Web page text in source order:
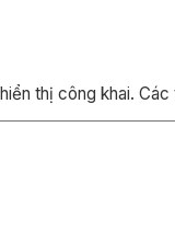
thị công khai. Các